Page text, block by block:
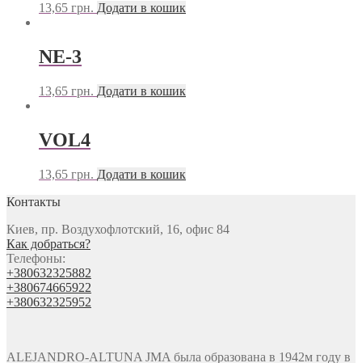
13,65 грн. Додати в кошик
NE-3
13,65 грн. Додати в кошик
VOL4
13,65 грн. Додати в кошик
Контакты
Киев, пр. Воздухофлотский, 16, офис 84
Как добраться?
Телефоны:
+380632325882
+380674665922
+380632325952
ALEJANDRO-ALTUNA JMA была образована в 1942м году в